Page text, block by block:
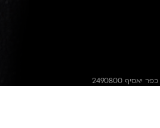
כפר יאסיף 2490800